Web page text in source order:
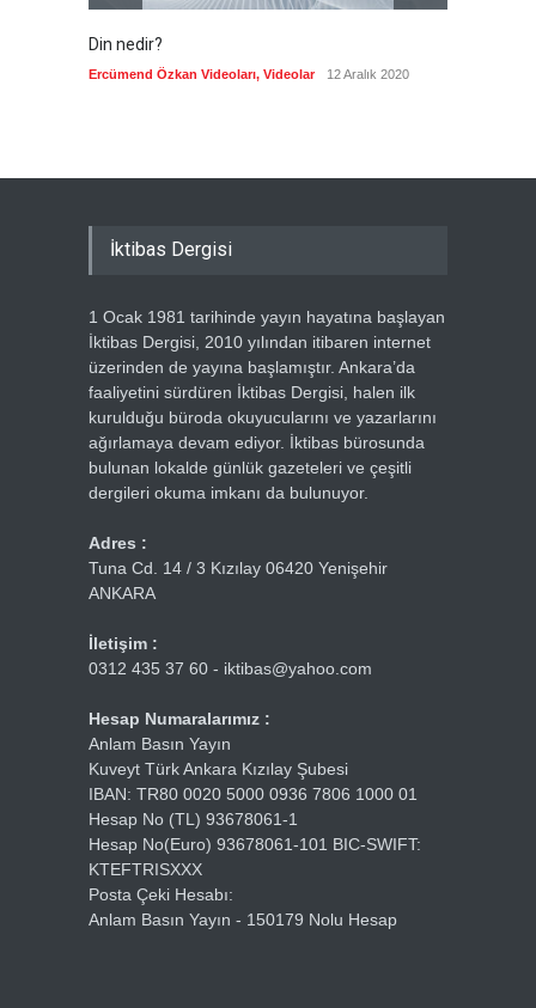
Din nedir?
Ercümend Özkan Videoları, Videolar 12 Aralık 2020
İktibas Dergisi
1 Ocak 1981 tarihinde yayın hayatına başlayan
İktibas Dergisi, 2010 yılından itibaren internet
üzerinden de yayına başlamıştır. Ankara’da
faaliyetini sürdüren İktibas Dergisi, halen ilk
kurulduğu büroda okuyucularını ve yazarlarını
ağırlamaya devam ediyor. İktibas bürosunda
bulunan lokalde günlük gazeteleri ve çeşitli
dergileri okuma imkanı da bulunuyor.
Adres :
Tuna Cd. 14 / 3 Kızılay 06420 Yenişehir
ANKARA
İletişim :
0312 435 37 60 - iktibas@yahoo.com
Hesap Numaralarımız :
Anlam Basın Yayın
Kuveyt Türk Ankara Kızılay Şubesi
IBAN: TR80 0020 5000 0936 7806 1000 01
Hesap No (TL) 93678061-1
Hesap No(Euro) 93678061-101 BIC-SWIFT:
KTEFTRISXXX
Posta Çeki Hesabı:
Anlam Basın Yayın - 150179 Nolu Hesap